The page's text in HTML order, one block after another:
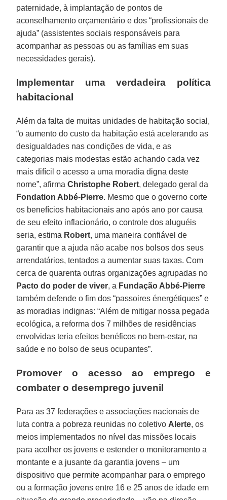
paternidade, à implantação de pontos de
aconselhamento orçamentário e dos “profissionais de
ajuda” (assistentes sociais responsáveis para
acompanhar as pessoas ou as famílias em suas
necessidades gerais).
Implementar uma verdadeira política
habitacional
Além da falta de muitas unidades de habitação social,
“o aumento do custo da habitação está acelerando as
desigualdades nas condições de vida, e as
categorias mais modestas estão achando cada vez
mais difícil o acesso a uma moradia digna deste
nome”, afirmaChristophe Robert, delegado geral da
Fondation Abbé-Pierre. Mesmo que o governo corte
os benefícios habitacionais ano após ano por causa
de seu efeito inflacionário, o controle dos aluguéis
seria, estima Robert, uma maneira confiável de
garantir que a ajuda não acabe nos bolsos dos seus
arrendatários, tentados a aumentar suas taxas. Com
cerca de quarenta outras organizações agrupadas no
Pacto do poder de viver, a Fundação Abbé-Pierre
também defende o fim dos “passoires énergétiques” e
as moradias indignas: “Além de mitigar nossa pegada
ecológica, a reforma dos 7 milhões de residências
envolvidas teria efeitos benéficos no bem-estar, na
saúde e no bolso de seus ocupantes”.
Promover o acesso ao emprego e
combater o desemprego juvenil
Para as 37 federações e associações nacionais de
luta contra a pobreza reunidas no coletivo Alerte, os
meios implementados no nível das missões locais
para acolher os jovens e estender o monitoramento a
montante e a jusante da garantia jovens – um
dispositivo que permite acompanhar para o emprego
ou a formação jovens entre 16 e 25 anos de idade em